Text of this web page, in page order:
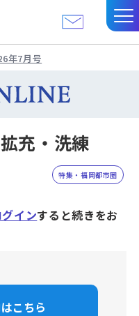
年7月号
充・洗練
特集・福岡都市圏
グインすると続きをお
こちら